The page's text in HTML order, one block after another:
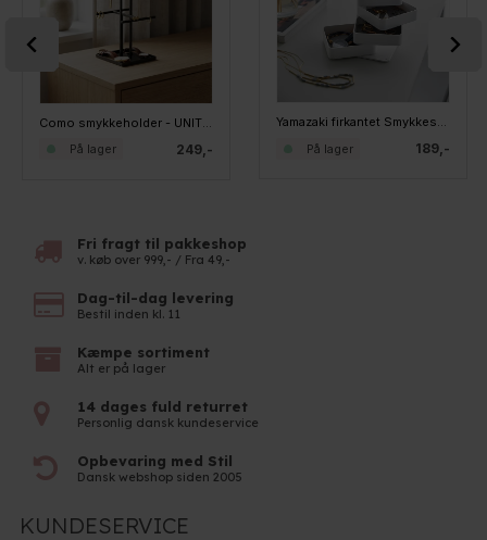
Como smykkeholder - UNITE, Sort
249,-
På lager
Yamazaki firkantet Smykkeskrin med 4 rum - HVID
189,-
På lager
Fri fragt til pakkeshop
v. køb over 999,- / Fra 49,-
Dag-til-dag levering
Bestil inden kl. 11
Kæmpe sortiment
Alt er på lager
14 dages fuld returret
Personlig dansk kundeservice
Opbevaring med Stil
Dansk webshop siden 2005
KUNDESERVICE